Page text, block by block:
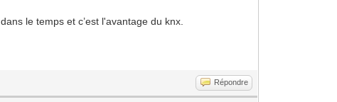
le temps et c’est l'avantage du knx.
Répondre